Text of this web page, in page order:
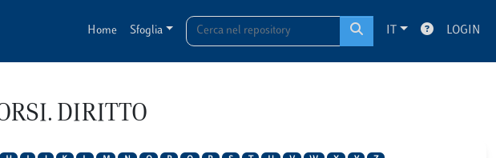
Home Sfoglia IT LOGIN
DIRITTO